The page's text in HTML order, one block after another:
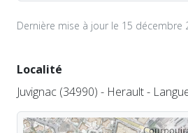
Dernière mise à jour le 15 décembre
Localité
Juvignac (34990) - Herault -